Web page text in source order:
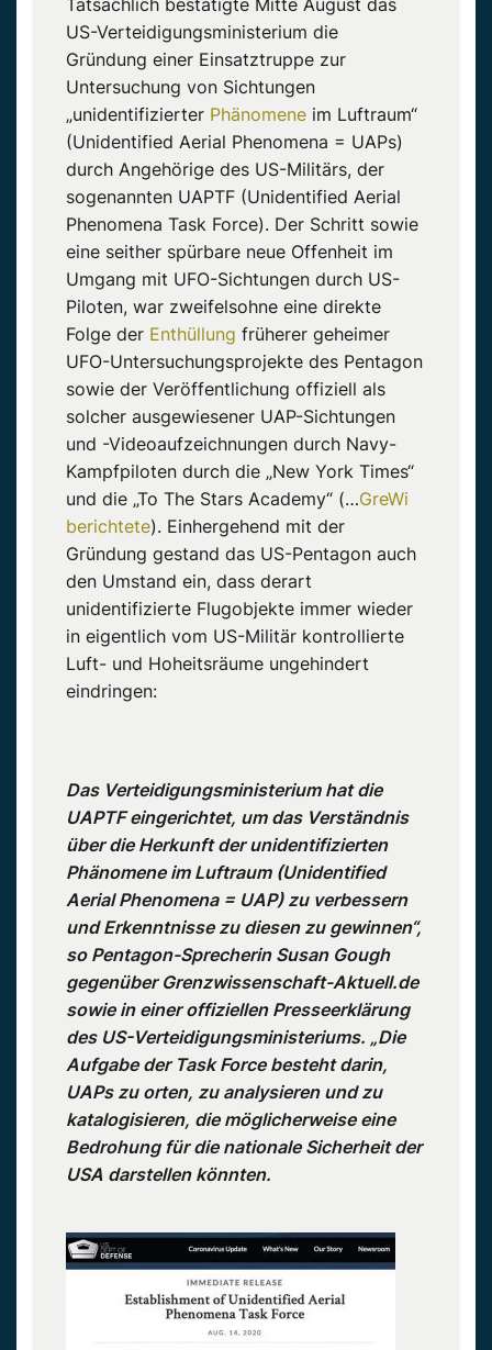
US-Verteidigungsministerium die
Gründung einer Einsatztruppe zur
Untersuchung von Sichtungen
„unidentifizierter Phänomene im Luftraum“
(Unidentified Aerial Phenomena = UAPs)
durch Angehörige des US-Militärs, der
sogenannten UAPTF (Unidentified Aerial
Phenomena Task Force). Der Schritt sowie
eine seither spürbare neue Offenheit im
Umgang mit UFO-Sichtungen durch US-
Piloten, war zweifelsohne eine direkte
Folge der Enthüllung früherer geheimer
UFO-Untersuchungsprojekte des Pentagon
sowie der Veröffentlichung offiziell als
solcher ausgewiesener UAP-Sichtungen
und -Videoaufzeichnungen durch Navy-
Kampfpiloten durch die „New York Times“
und die „To The Stars Academy“ (…GreWi
berichtete). Einhergehend mit der
Gründung gestand das US-Pentagon auch
den Umstand ein, dass derart
unidentifizierte Flugobjekte immer wieder
in eigentlich vom US-Militär kontrollierte
Luft- und Hoheitsräume ungehindert
eindringen:
Das Verteidigungsministerium hat die
UAPTF eingerichtet, um das Verständnis
über die Herkunft der unidentifizierten
Phänomene im Luftraum (Unidentified
Aerial Phenomena = UAP) zu verbessern
und Erkenntnisse zu diesen zu gewinnen“,
so Pentagon-Sprecherin Susan Gough
gegenüber Grenzwissenschaft-Aktuell.de
sowie in einer offiziellen Presseerklärung
des US-Verteidigungsministeriums. „Die
Aufgabe der Task Force besteht darin,
UAPs zu orten, zu analysieren und zu
katalogisieren, die möglicherweise eine
Bedrohung für die nationale Sicherheit der
USA darstellen könnten.